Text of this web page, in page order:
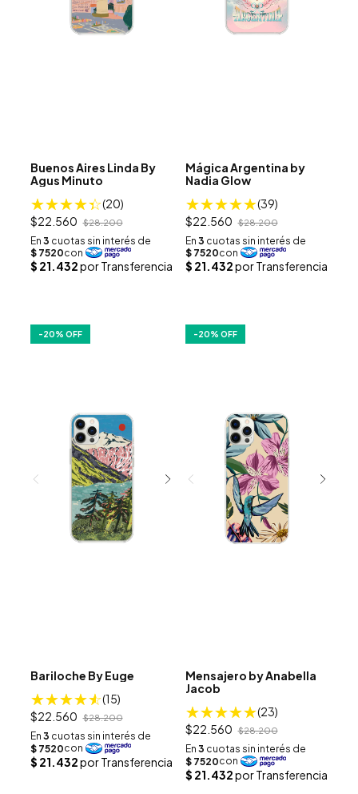
Buenos Aires Linda By
Agus Minuto
(20)
$22.560 $28.200
Mágica Argentina by
Nadia Glow
(39)
$22.560 $28.200
-20% OFF
Bariloche By Euge
(15)
$22.560 $28.200
-20% OFF
Mensajero by Anabella
Jacob
(23)
$22.560 $28.200